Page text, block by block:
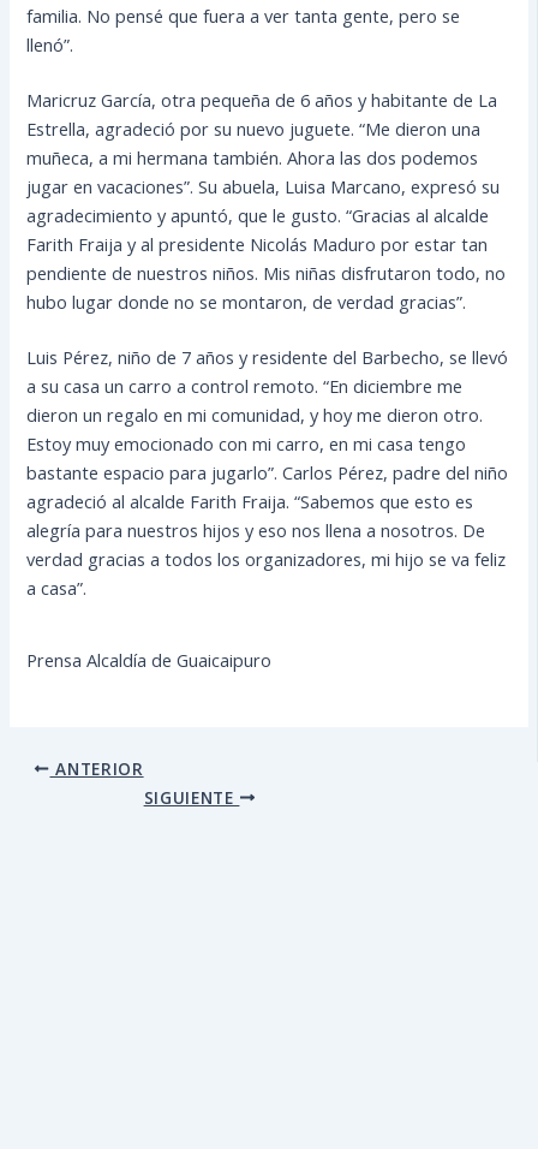
familia. No pensé que fuera a ver tanta gente, pero se
llenó”.
Maricruz García, otra pequeña de 6 años y habitante de La
Estrella, agradeció por su nuevo juguete. “Me dieron una
muñeca, a mi hermana también. Ahora las dos podemos
jugar en vacaciones”. Su abuela, Luisa Marcano, expresó su
agradecimiento y apuntó, que le gusto. “Gracias al alcalde
Farith Fraija y al presidente Nicolás Maduro por estar tan
pendiente de nuestros niños. Mis niñas disfrutaron todo, no
hubo lugar donde no se montaron, de verdad gracias”.
Luis Pérez, niño de 7 años y residente del Barbecho, se llevó
a su casa un carro a control remoto. “En diciembre me
dieron un regalo en mi comunidad, y hoy me dieron otro.
Estoy muy emocionado con mi carro, en mi casa tengo
bastante espacio para jugarlo”. Carlos Pérez, padre del niño
agradeció al alcalde Farith Fraija. “Sabemos que esto es
alegría para nuestros hijos y eso nos llena a nosotros. De
verdad gracias a todos los organizadores, mi hijo se va feliz
a casa”.
Prensa Alcaldía de Guaicaipuro
ANTERIOR
SIGUIENTE